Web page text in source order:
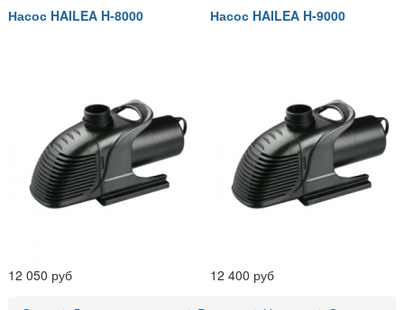
Насос HAILEA H-8000
12 050 руб
Насос HAILEA H-9000
12 400 руб